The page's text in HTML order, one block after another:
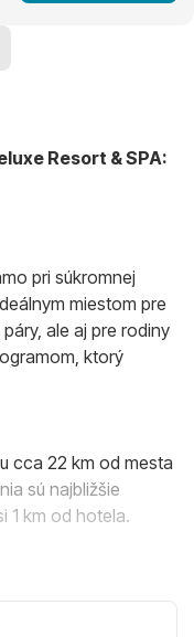
Resort & SPA:
pri súkromnej
miestom pre
ale aj pre rodiny
ktorý
cca 22 km od mesta
sú najbližšie
1 km od hotela.
izba je vybavená